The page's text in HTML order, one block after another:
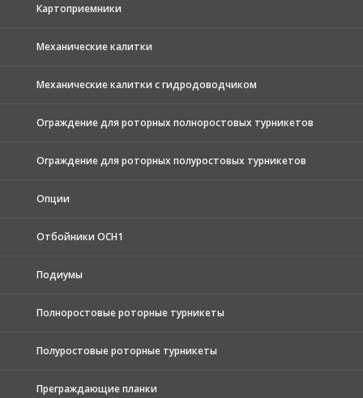
Картоприемники
Механические калитки
Механические калитки с гидродоводчиком
Ограждение для роторных полноростовых турникетов
Ограждение для роторных полуростовых турникетов
Опции
Отбойники ОСН1
Подиумы
Полноростовые роторные турникеты
Полуростовые роторные турникеты
Преграждающие планки